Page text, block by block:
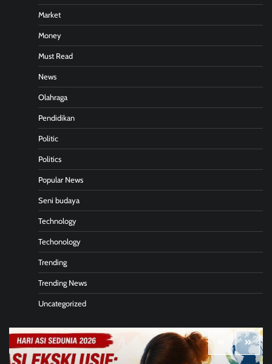
Market
Money
Must Read
News
Olahraga
Pendidikan
Politic
Politics
Popular News
Seni budaya
Technology
Techonology
Trending
Trending News
Uncategorized